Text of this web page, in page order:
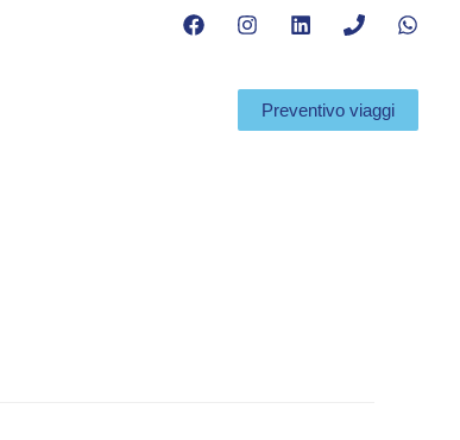
Preventivo viaggi